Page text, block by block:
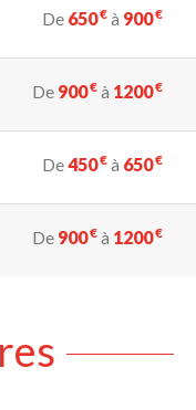
De 650€ à 900€
De 900€ à 1200€
De450€ à 650€
De 900€ à 1200€